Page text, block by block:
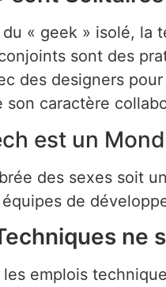
« geek » isolé,
sont des
des designers
caractère
est un
des sexes soit
de
ne
emplois